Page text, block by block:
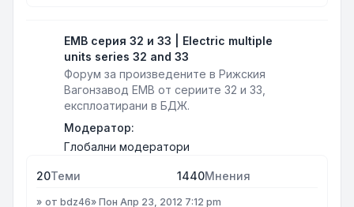
ЕМВ серия 32 и 33 | Electric multiple
units series 32 and 33
Форум за произведените в Рижския
Вагонзавод ЕМВ от сериите 32 и 33,
експлоатирани в БДЖ.
Модератор:
Глобални модератори
20Теми 1440Мнения
от bdz46» Пон Апр 23, 2012 7:12 pm